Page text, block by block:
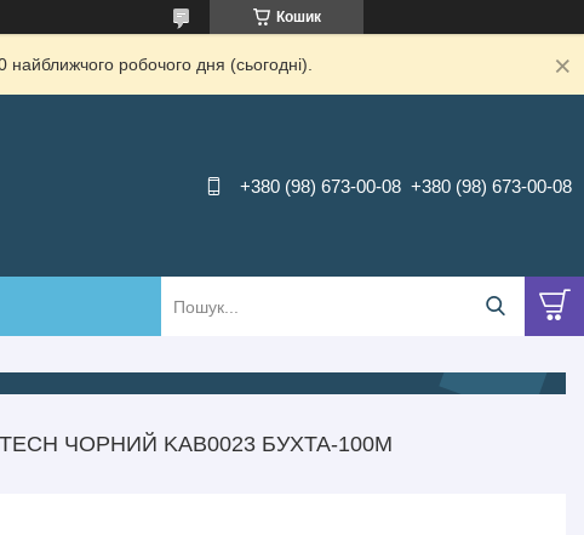
Кошик
робочого дня (сьогодні).
+380 (98) 673-00-08 +380 (98) 673-00-08
ЧОРНИЙ KAB0023 БУХТА-100М